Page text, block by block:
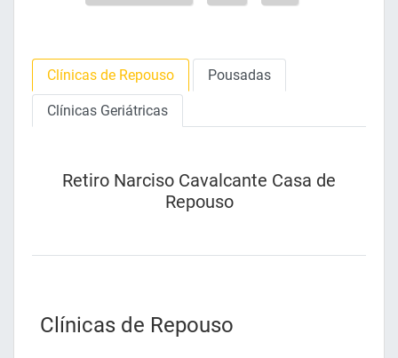
Clínicas de Repouso Pousadas
Clínicas Geriátricas
Retiro Narciso Cavalcante Casa de
Repouso
Clínicas de Repouso